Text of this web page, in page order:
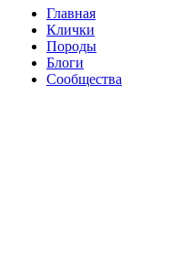
Главная
Клички
Породы
Блоги
Сообщества